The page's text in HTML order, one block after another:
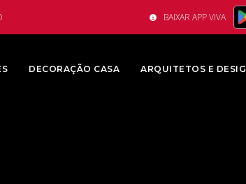
BAIXAR APP VIVA
DECORAÇÃO CASA ARQUITETOS E